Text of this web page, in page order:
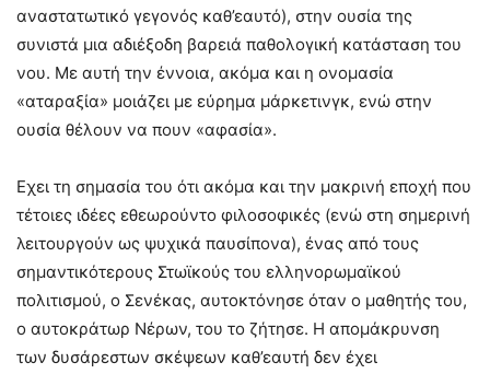
αναστατωτικό γεγονός καθ’εαυτό), στην ουσία της
συνιστά μια αδιέξοδη βαρειά παθολογική κατάσταση του
νου. Με αυτή την έννοια, ακόμα και η ονομασία
«αταραξία» μοιάζει με εύρημα μάρκετινγκ, ενώ στην
ουσία θέλουν να πουν «αφασία».
Εχει τη σημασία του ότι ακόμα και την μακρινή εποχή που
τέτοιες ιδέες εθεωρούντο φιλοσοφικές (ενώ στη σημερινή
λειτουργούν ως ψυχικά παυσίπονα), ένας από τους
σημαντικότερους Στωϊκούς του ελληνορωμαϊκού
πολιτισμού, ο Σενέκας, αυτοκτόνησε όταν ο μαθητής του,
ο αυτοκράτωρ Νέρων, του το ζήτησε. Η απομάκρυνση
των δυσάρεστων σκέψεων καθ’εαυτή δεν έχει